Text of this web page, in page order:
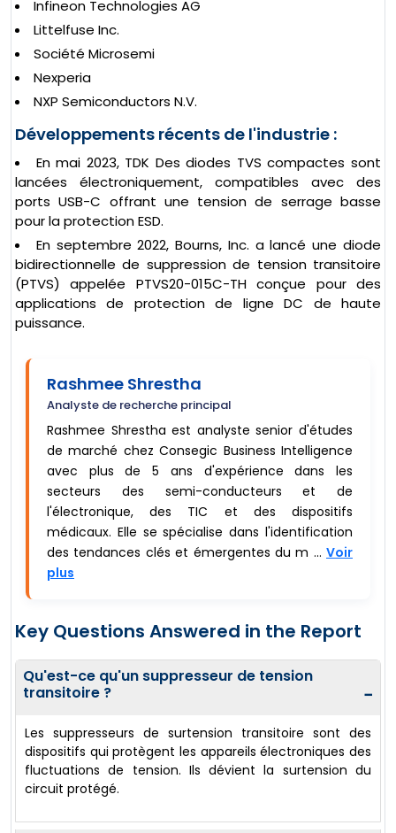
Infineon Technologies AG
Littelfuse Inc.
Société Microsemi
Nexperia
NXP Semiconductors N.V.
Développements récents de l'industrie :
En mai 2023, TDK Des diodes TVS compactes sont
lancées électroniquement, compatibles avec des
ports USB-C offrant une tension de serrage basse
pour la protection ESD.
En septembre 2022, Bourns, Inc. a lancé une diode
bidirectionnelle de suppression de tension transitoire
(PTVS) appelée PTVS20-015C-TH conçue pour des
applications de protection de ligne DC de haute
puissance.
Rashmee Shrestha
Analyste de recherche principal
Rashmee Shrestha est analyste senior d'études
de marché chez Consegic Business Intelligence
avec plus de 5 ans d'expérience dans les
secteurs des semi-conducteurs et de
l'électronique, des TIC et des dispositifs
médicaux. Elle se spécialise dans l'identification
des tendances clés et émergentes du m ... Voir
plus
Key Questions Answered in the Report
Qu'est-ce qu'un suppresseur de tension
transitoire ?
−
Les suppresseurs de surtension transitoire sont des
dispositifs qui protègent les appareils électroniques des
fluctuations de tension. Ils dévient la surtension du
circuit protégé.